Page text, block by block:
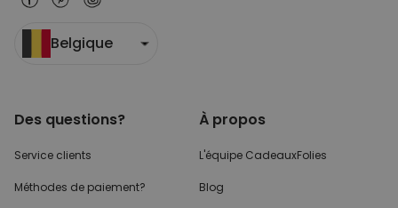
Belgique
Des questions?
Service clients
Méthodes de paiement?
À propos
L'équipe CadeauxFolies
Blog